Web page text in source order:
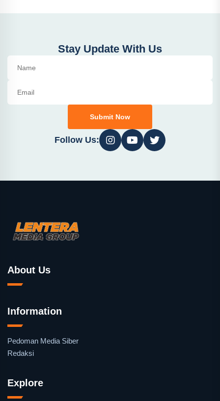
Stay Update With Us
Submit Now
Follow Us:
About Us
Information
Pedoman Media Siber
Redaksi
Explore